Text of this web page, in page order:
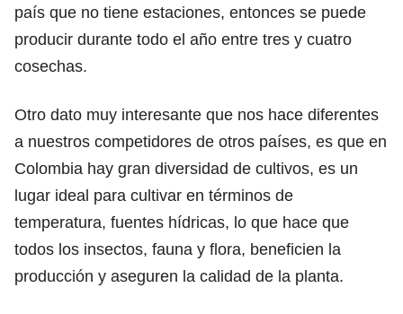
país que no tiene estaciones, entonces se puede
producir durante todo el año entre tres y cuatro
cosechas.
Otro dato muy interesante que nos hace diferentes
a nuestros competidores de otros países, es que en
Colombia hay gran diversidad de cultivos, es un
lugar ideal para cultivar en términos de
temperatura, fuentes hídricas, lo que hace que
todos los insectos, fauna y flora, beneficien la
producción y aseguren la calidad de la planta.